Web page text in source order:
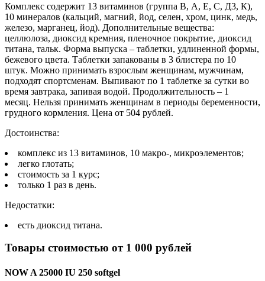
Комплекс содержит 13 витаминов (группа В, А, Е, С, Д3, К),
10 минералов (кальций, магний, йод, селен, хром, цинк, медь,
железо, марганец, йод). Дополнительные вещества:
целлюлоза, диоксид кремния, пленочное покрытие, диоксид
титана, тальк. Форма выпуска – таблетки, удлиненной формы,
бежевого цвета. Таблетки запакованы в 3 блистера по 10
штук. Можно принимать взрослым женщинам, мужчинам,
подходят спортсменам. Выпивают по 1 таблетке за сутки во
время завтрака, запивая водой. Продолжительность – 1
месяц. Нельзя принимать женщинам в периоды беременности,
грудного кормления. Цена от 504 рублей.
Достоинства:
комплекс из 13 витаминов, 10 макро-, микроэлементов;
легко глотать;
стоимость за 1 курс;
только 1 раз в день.
Недостатки:
есть диоксид титана.
Товары стоимостью от 1 000 рублей
NOW A 25000 IU 250 softgel